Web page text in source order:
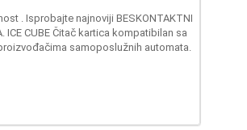
. Isprobajte najnoviji BESKONTAKTNI
ICE CUBE Čitač kartica kompatibilan sa
samoposlužnih automata.